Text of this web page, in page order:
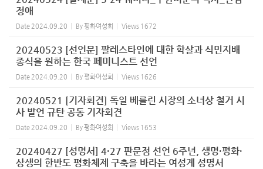
정애
Date 2024.09.20 By평화여성회 Views 1672
20240523 [선언문] 팔레스타인에 대한 학살과 식민지배
종식을 원하는 한국 페미니스트 선언
Date 2024.09.20 By평화여성회 Views 1626
20240521 [기자회견] 독일 베를린 시장의 소녀상 철거 시
사 발언 규탄 공동 기자회견
Date 2024.09.20 By평화여성회 Views 1653
20240427 [성명서] 4·27 판문점 선언 6주년, 생명·평화·
상생의 한반도 평화체제 구축을 바라는 여성계 성명서